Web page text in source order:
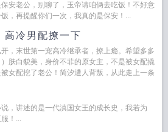
安老公，别聊了，玉帝请咱俩去吃饭！不好意
，再提醒你们一次，我真的是保安！...
高冷男配撩一下
开，末世第一宠高冷继承者，撩上瘾。希望多多
肤白貌美，身价不菲的原女主，不是被女配撬
女配挖了老公！简汐遭人背叛，从此走上一条
，讲述的是一代滇国女王的成长史，我若为
！...